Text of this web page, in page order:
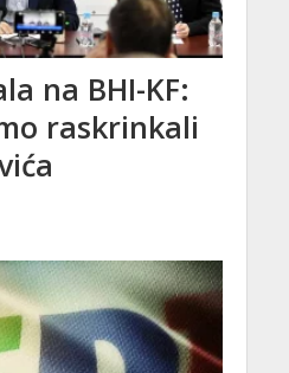
na BHI-KF:
raskrinkali